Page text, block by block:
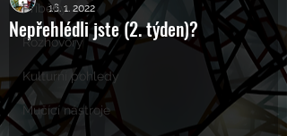
Příběhy
Rozhovory
Kulturní pohledy
Mučící nástroje
Nepřehlédli jste (2. týden)?
16. 1. 2022